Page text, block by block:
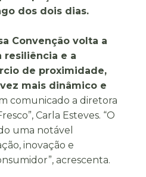
dos dois dias.
Convenção volta a
resiliência e a
de proximidade,
mais dinâmico e
comunicado a diretora
Carla Esteves. “O
uma notável
inovação e
acrescenta.